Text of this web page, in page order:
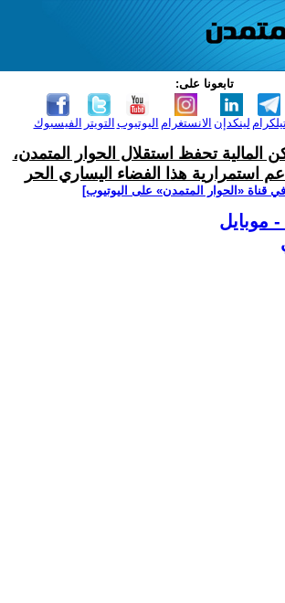
تابعونا على:
الفيسبوك التويتر اليوتيوب الانستغرام لينكدإن
المالية تحفظ استقلال الحوار المتمدن،
استمرارية هذا الفضاء اليساري الحر
قناة ‫«الحوار المتمدن» على اليوتيوب]
- موبايل